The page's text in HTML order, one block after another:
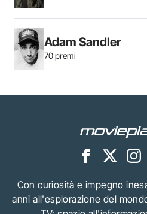
Adam Sandler
70 premi
Con curiosità e impegno
anni all'esplorazione del